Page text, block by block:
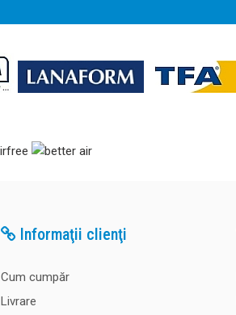
Informaţii clienţi
Cum cumpăr
Livrare